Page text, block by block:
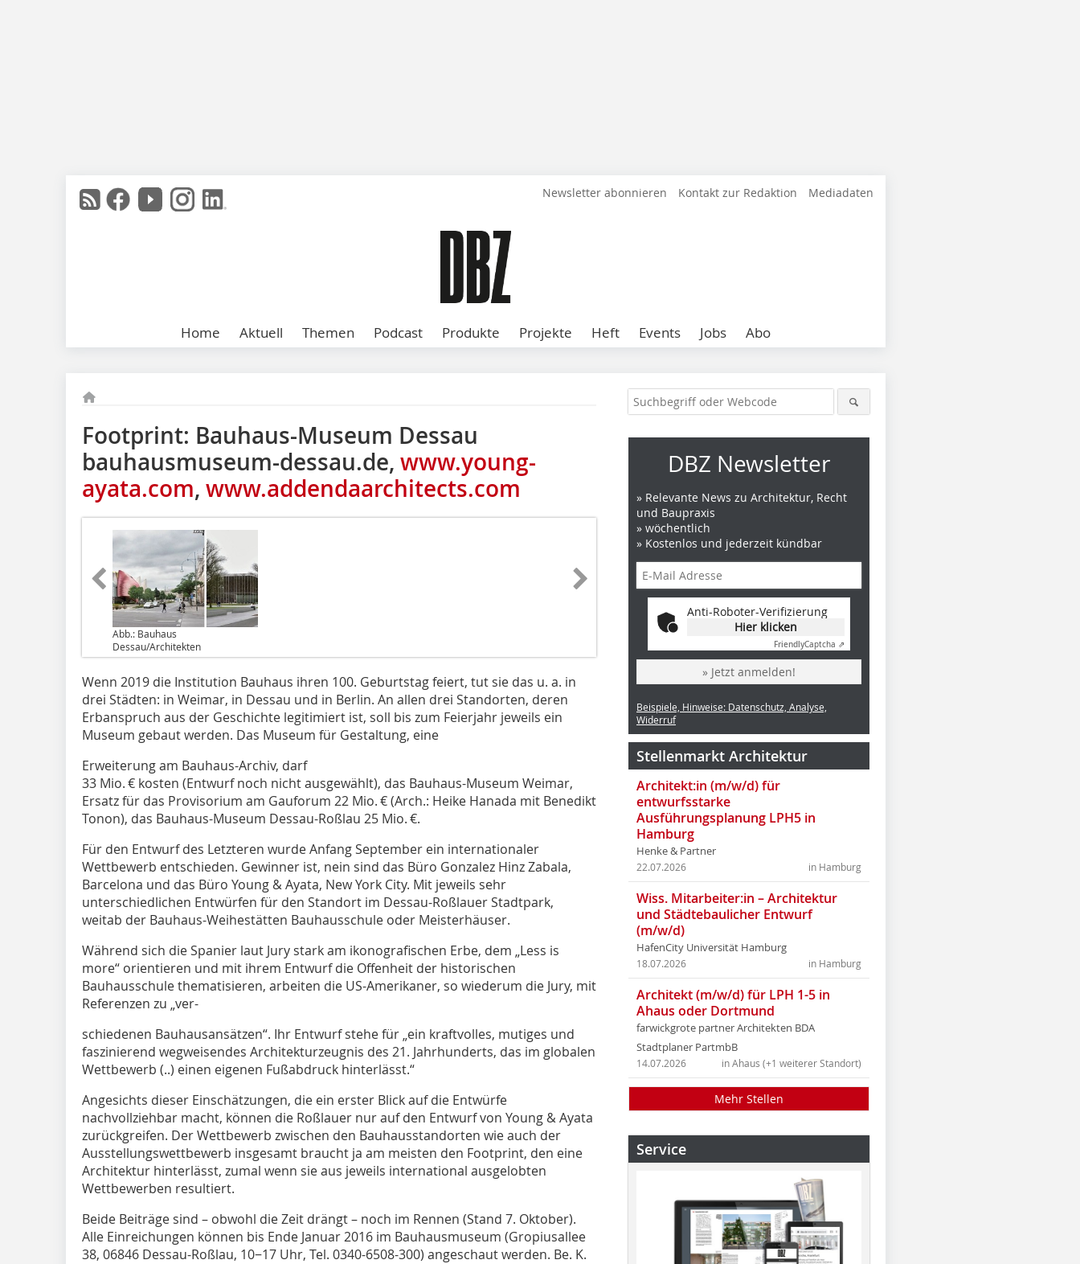
Newsletter abonnieren Kontakt zur Redaktion Mediadaten
Home Aktuell Themen Podcast Produkte Projekte Heft Events Jobs Abo
Footprint: Bauhaus-Museum Dessau
bauhausmuseum-dessau.de, www.young-
ayata.com, www.addendaarchitects.com
Abb.: Bauhaus
Dessau/Architekten
Wenn 2019 die Institution Bauhaus ihren 100. Geburtstag feiert, tut sie das u. a. in
drei Städten: in Weimar, in Dessau und in Berlin. An allen drei Standorten, deren
Erbanspruch aus der Geschichte legitimiert ist, soll bis zum Feierjahr jeweils ein
Museum gebaut werden. Das Museum für Gestaltung, eine
Erweiterung am Bauhaus-Archiv, darf
33 Mio. € kosten (Entwurf noch nicht ausgewählt), das Bauhaus-Museum Weimar,
Ersatz für das Provisorium am Gauforum 22 Mio. € (Arch.: Heike Hanada mit Benedikt
Tonon), das Bauhaus-Museum Dessau-Roßlau 25 Mio. €.
Für den Entwurf des Letzteren wurde Anfang September ein internationaler
Wettbewerb entschieden. Gewinner ist, nein sind das Büro Gonzalez Hinz Zabala,
Barcelona und das Büro Young & Ayata, New York City. Mit jeweils sehr
unterschiedlichen Entwürfen für den Standort im Dessau-Roßlauer Stadtpark,
weitab der Bauhaus-Weihestätten Bauhausschule oder Meisterhäuser.
Während sich die Spanier laut Jury stark am ikonografischen Erbe, dem „Less is
more“ orientieren und mit ihrem Entwurf die Offenheit der historischen
Bauhausschule thematisieren, arbeiten die US-Amerikaner, so wiederum die Jury, mit
Referenzen zu „ver-
­schiedenen Bauhausansätzen“. Ihr Entwurf stehe für „ein kraftvolles, mutiges und
faszinierend wegweisendes Architekturzeugnis des 21. Jahrhunderts, das im globalen
Wettbewerb (..) einen eigenen Fußabdruck hinterlässt.“
Angesichts dieser Einschätzungen, die ein erster Blick auf die Entwürfe
nachvollziehbar macht, können die Roßlauer nur auf den Entwurf von Young & Ayata
zurückgreifen. Der Wettbewerb zwischen den Bauhausstandorten wie auch der
Ausstellungswettbewerb insgesamt braucht ja am meisten den Footprint, den eine
Architektur hinterlässt, zumal wenn sie aus jeweils international ausgelobten
Wettbewerben resultiert.
Beide Beiträge sind – obwohl die Zeit drängt – noch im Rennen (Stand 7. Oktober).
Alle Einreichungen können bis Ende Januar 2016 im Bauhausmuseum (Gropiusallee
38, 06846 Dessau-Roßlau, 10−17 Uhr, Tel. 0340-6508-300) angeschaut werden. Be. K.
DBZ Newsletter
» Relevante News zu Architektur, Recht
und Baupraxis
» wöchentlich
» Kostenlos und jederzeit kündbar
Anti-Roboter-Verifizierung
Hier klicken
FriendlyCaptcha ⇗
» Jetzt anmelden!
Beispiele, Hinweise: Datenschutz, Analyse,
Widerruf
Stellenmarkt Architektur
Architekt:in (m/w/d) für
entwurfsstarke
Ausführungsplanung LPH5 in
Hamburg
Henke & Partner
in Hamburg
22.07.2026
Wiss. Mitarbeiter:in – Architektur
und Städtebaulicher Entwurf
(m/w/d)
HafenCity Universität Hamburg
in Hamburg
18.07.2026
Architekt (m/w/d) für LPH 1-5 in
Ahaus oder Dortmund
farwickgrote partner Architekten BDA
Stadtplaner PartmbB
in Ahaus (+1 weiterer Standort)
14.07.2026
Mehr Stellen
Service